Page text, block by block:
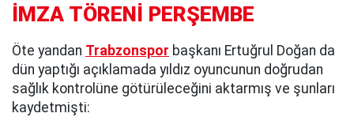
İMZA TÖRENİ PERŞEMBE
Öte yandan Trabzonspor başkanı Ertuğrul Doğan da
dün yaptığı açıklamada yıldız oyuncunun doğrudan
sağlık kontrolüne götürüleceğini aktarmış ve şunları
kaydetmişti: